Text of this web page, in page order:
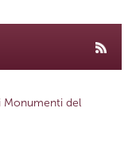
Monumenti del